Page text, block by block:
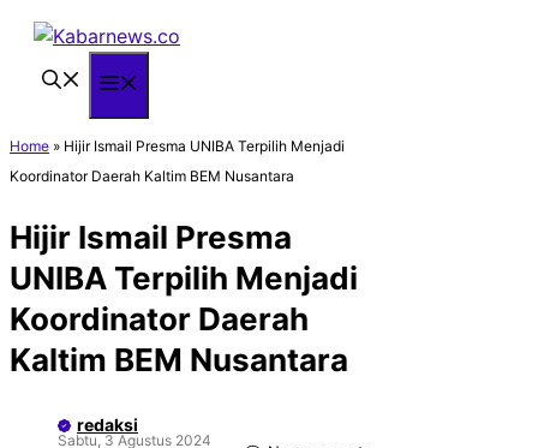
Langsung
Home » Hijir Ismail Presma UNIBA Terpilih Menjadi
Koordinator Daerah Kaltim BEM Nusantara
Hijir Ismail Presma
UNIBA Terpilih Menjadi
Koordinator Daerah
Kaltim BEM Nusantara
redaksi
Sabtu, 3 Agustus 2024